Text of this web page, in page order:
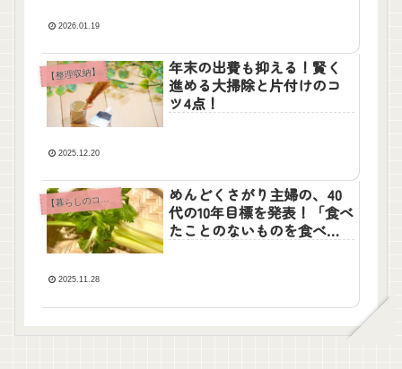
2026.01.19
【整理収納】
年末の出費も抑える！賢く
進める大掃除と片付けのコ
ツ4点！
2025.12.20
【
暮らしのコラム】
めんどくさがり主婦の、40
代の10年目標を発表！「食べ
たことのないものを食べ
2025.11.28